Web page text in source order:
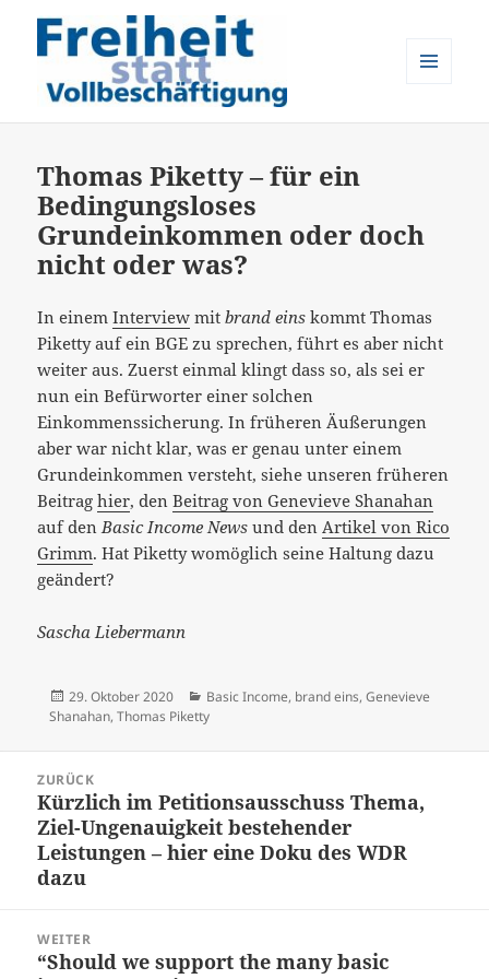
Thomas Piketty – für ein
Bedingungsloses
Grundeinkommen oder doch
nicht oder was?
In einemInterview mit brand eins kommt Thomas
Piketty auf ein BGE zu sprechen, führt es aber nicht
weiter aus. Zuerst einmal klingt dass so, als sei er
nun ein Befürworter einer solchen
Einkommenssicherung. In früheren Äußerungen
aber war nicht klar, was er genau unter einem
Grundeinkommen versteht, siehe unseren früheren
Beitraghier, denBeitrag von Genevieve Shanahan
auf den Basic Income Newsund den Artikel von Rico
Grimm. Hat Piketty womöglich seine Haltung dazu
geändert?
Sascha Liebermann
Veröffentlicht
am
29. Oktober 2020 Kategorien
Basic Income, brand eins, Genevieve
Shanahan, Thomas Piketty
Navigation
ZURÜCK
Vorheriger
Beitrag:
Kürzlich im Petitionsausschuss Thema,
Ziel-Ungenauigkeit bestehender
Leistungen – hier eine Doku des WDR
dazu
WEITER
Nächster
“Should we support the many basic